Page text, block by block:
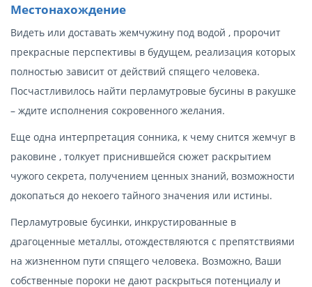
Местонахождение
Видеть или доставать жемчужину под водой , пророчит
прекрасные перспективы в будущем, реализация которых
полностью зависит от действий спящего человека.
Посчастливилось найти перламутровые бусины в ракушке
– ждите исполнения сокровенного желания.
Еще одна интерпретация сонника, к чему снится жемчуг в
раковине , толкует приснившейся сюжет раскрытием
чужого секрета, получением ценных знаний, возможности
докопаться до некоего тайного значения или истины.
Перламутровые бусинки, инкрустированные в
драгоценные металлы, отождествляются с препятствиями
на жизненном пути спящего человека. Возможно, Ваши
собственные пороки не дают раскрыться потенциалу и